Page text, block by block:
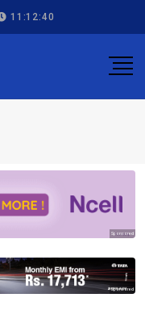
11:12:40
Sponsored
Sponsored